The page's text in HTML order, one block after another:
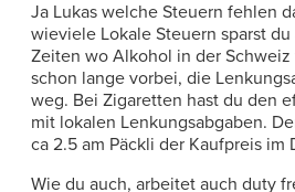
Ja Lukas welche Steuern fehlen
wieviele Lokale Steuern sparst
Zeiten wo Alkohol in der
schon lange vorbei, die
weg. Bei Zigaretten hast du den
mit lokalen Lenkungsabgaben.
ca 2.5 am Päckli der Kaufpreis im
Wie du auch, arbeitet auch duty